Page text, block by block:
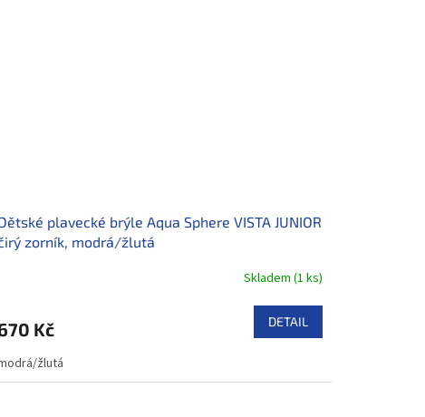
plavecké brýle Aqua Sphere VISTA JUNIOR
zorník, modrá/žlutá
Skladem (1 ks)
Kč DETAIL
žlutá